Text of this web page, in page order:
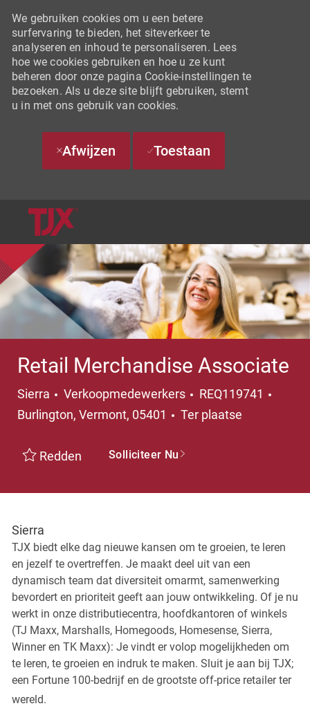
We gebruiken cookies om u een betere
surfervaring te bieden, het siteverkeer te
analyseren en inhoud te personaliseren. Lees
hoe we cookies gebruiken en hoe u ze kunt
beheren door onze pagina Cookie-instellingen te
bezoeken. Als u deze site blijft gebruiken, stemt
u in met ons gebruik van cookies.
Afwijzen Toestaan
Retail Merchandise Associate
Sierra Categorie
Verkoopmedewerkers REQ119741
Burlington, Vermont, 05401
Ter plaatse
Redden Solliciteer Nu
Sierra
TJX biedt elke dag nieuwe kansen om te groeien, te leren
en jezelf te overtreffen. Je maakt deel uit van een
dynamisch team dat diversiteit omarmt, samenwerking
bevordert en prioriteit geeft aan jouw ontwikkeling. Of je nu
werkt in onze distributiecentra, hoofdkantoren of winkels
(TJ Maxx, Marshalls, Homegoods, Homesense, Sierra,
Winner en TK Maxx): Je vindt er volop mogelijkheden om
te leren, te groeien en indruk te maken. Sluit je aan bij TJX;
een Fortune 100-bedrijf en de grootste off-price retailer ter
wereld.